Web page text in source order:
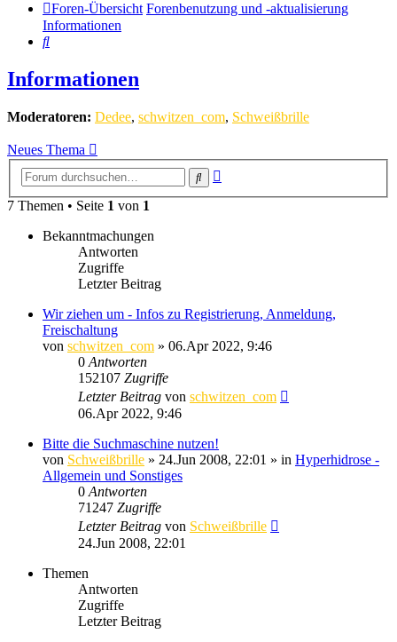
Foren-Übersicht Forenbenutzung und -aktualisierung
Informationen
Suche
Informationen
Moderatoren: Dedee, schwitzen_com, Schweißbrille
Neues Thema
Suche
7 Themen • Seite 1 von 1
Bekanntmachungen
Antworten
Zugriffe
Letzter Beitrag
Wir ziehen um - Infos zu Registrierung, Anmeldung,
Freischaltung
von schwitzen_com » 06.Apr 2022, 9:46
0 Antworten
152107 Zugriffe
Letzter Beitrag von schwitzen_com
06.Apr 2022, 9:46
Bitte die Suchmaschine nutzen!
von Schweißbrille » 24.Jun 2008, 22:01 » in Hyperhidrose -
Allgemein und Sonstiges
0 Antworten
71247 Zugriffe
Letzter Beitrag von Schweißbrille
24.Jun 2008, 22:01
Themen
Antworten
Zugriffe
Letzter Beitrag